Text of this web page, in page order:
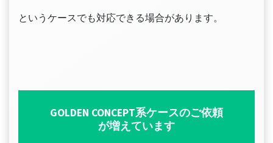
というケースでも対応できる場合があります。
GOLDEN CONCEPT系ケースのご依頼
が増えています